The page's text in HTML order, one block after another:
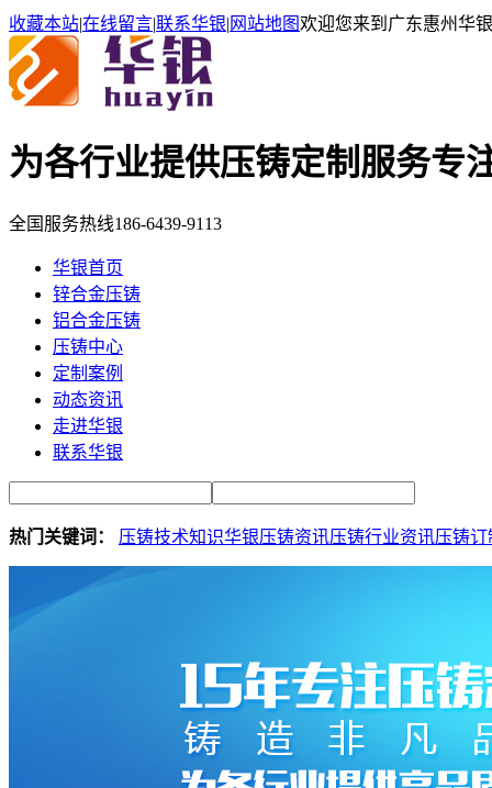
收藏本站|在线留言|联系华银| 网站地图欢迎您来到广东惠州华
为各行业提供压铸定制服务专
全国服务热线186-6439-9113
华银首页
锌合金压铸
铝合金压铸
压铸中心
定制案例
动态资讯
走进华银
联系华银
热门关键词： 压铸技术知识华银压铸资讯压铸行业资讯压铸